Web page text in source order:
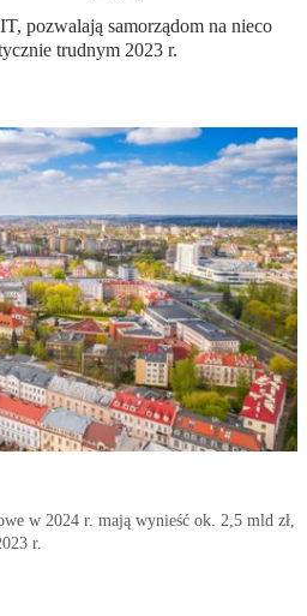
pozwalają samorządom na nieco
trudnym 2023 r.
w 2024 r. mają wynieść ok. 2,5 mld zł,
r.